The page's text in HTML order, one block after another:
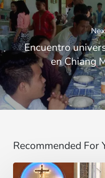
Encuentro
en Chiang
Recommended For
“Do